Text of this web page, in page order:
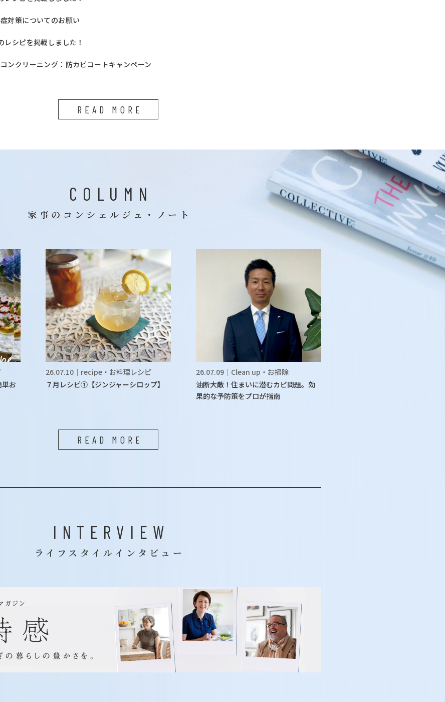
対策についてのお願い
レシピを掲載しました！
ンクリーニング：防カビコートキャンペーン
READ MORE
COLUMN
家事のコンシェルジュ・ノート
お
26.07.10｜recipe・お料理レシピ
７月レシピ①【ジンジャーシロップ】
26.07.09｜Clean up・お掃除
油断大敵！住まいに潜むカビ問題。効
果的な予防策をプロが指南
READ MORE
INTERVIEW
ライフスタイルインタビュー